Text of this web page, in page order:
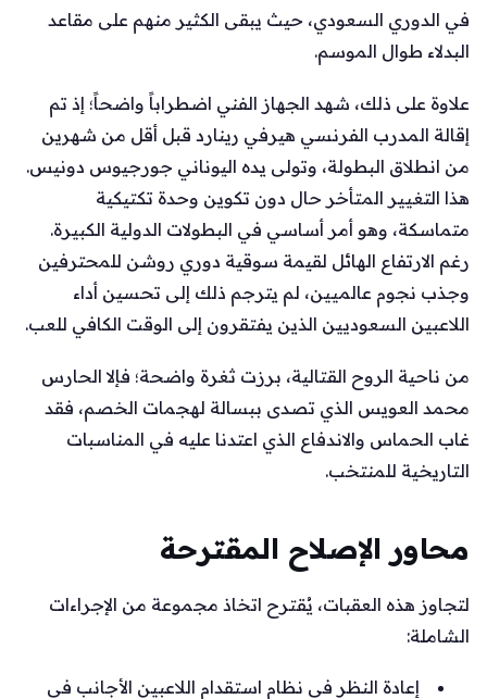
في الدوري السعودي، حيث يبقى الكثير منهم على مقاعد
البدلاء طوال الموسم.
علاوة على ذلك، شهد الجهاز الفني اضطراباً واضحاً؛ إذ تم
إقالة المدرب الفرنسي هيرفي رينارد قبل أقل من شهرين
من انطلاق البطولة، وتولى يده اليوناني جورجيوس دونيس.
هذا التغيير المتأخر حال دون تكوين وحدة تكتيكية
متماسكة، وهو أمر أساسي في البطولات الدولية الكبيرة.
رغم الارتفاع الهائل لقيمة سوقية دوري روشن للمحترفين
وجذب نجوم عالميين، لم يترجم ذلك إلى تحسين أداء
اللاعبين السعوديين الذين يفتقرون إلى الوقت الكافي للعب.
من ناحية الروح القتالية، برزت ثغرة واضحة؛ فإلا الحارس
محمد العويس الذي تصدى ببسالة لهجمات الخصم، فقد
غاب الحماس والاندفاع الذي اعتدنا عليه في المناسبات
التاريخية للمنتخب.
محاور الإصلاح المقترحة
لتجاوز هذه العقبات، يُقترح اتخاذ مجموعة من الإجراءات
الشاملة:
إعادة النظر في نظام استقدام اللاعبين الأجانب في